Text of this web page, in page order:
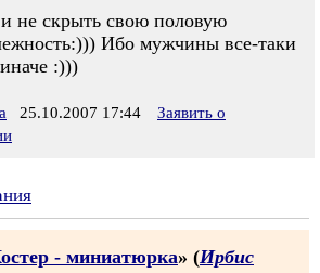
не скрыть свою половую
Ибо мужчины все-таки
:)))
25.10.2007 17:44
Заявить о
- миниатюрка» (Ирбис